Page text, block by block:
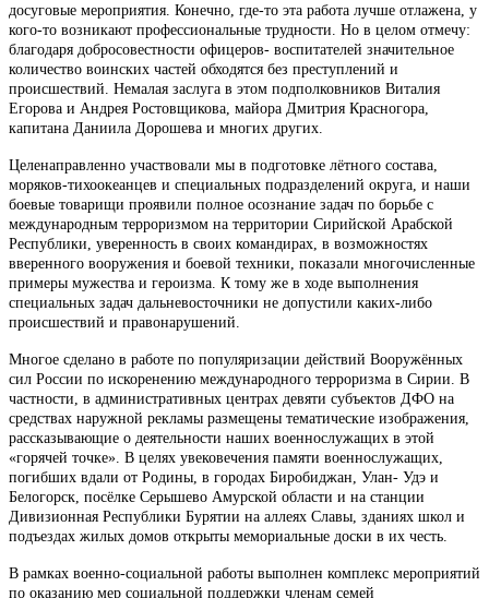
досуговые мероприятия. Конечно, где-то эта работа лучше отлажена, у
кого-то возникают профессиональные трудности. Но в целом отмечу:
благодаря добросовестности офицеров- воспитателей значительное
количество воинских частей обходятся без преступлений и
происшествий. Немалая заслуга в этом подполковников Виталия
Егорова и Андрея Ростовщикова, майора Дмитрия Красногора,
капитана Даниила Дорошева и многих других.
Целенаправленно участвовали мы в подготовке лётного состава,
моряков-тихоокеанцев и специальных подразделений округа, и наши
боевые товарищи проявили полное осознание задач по борьбе с
международным терроризмом на территории Сирийской Арабской
Республики, уверенность в своих командирах, в возможностях
вверенного вооружения и боевой техники, показали многочисленные
примеры мужества и героизма. К тому же в ходе выполнения
специальных задач дальневосточники не допустили каких-либо
происшествий и правонарушений.
Многое сделано в работе по популяризации действий Вооружённых
сил России по искоренению международного терроризма в Сирии. В
частности, в административных центрах девяти субъектов ДФО на
средствах наружной рекламы размещены тематические изображения,
рассказывающие о деятельности наших военнослужащих в этой
«горячей точке». В целях увековечения памяти военнослужащих,
погибших вдали от Родины, в городах Биробиджан, Улан- Удэ и
Белогорск, посёлке Серышево Амурской области и на станции
Дивизионная Республики Бурятии на аллеях Славы, зданиях школ и
подъездах жилых домов открыты мемориальные доски в их честь.
В рамках военно-социальной работы выполнен комплекс мероприятий
по оказанию мер социальной поддержки членам семей